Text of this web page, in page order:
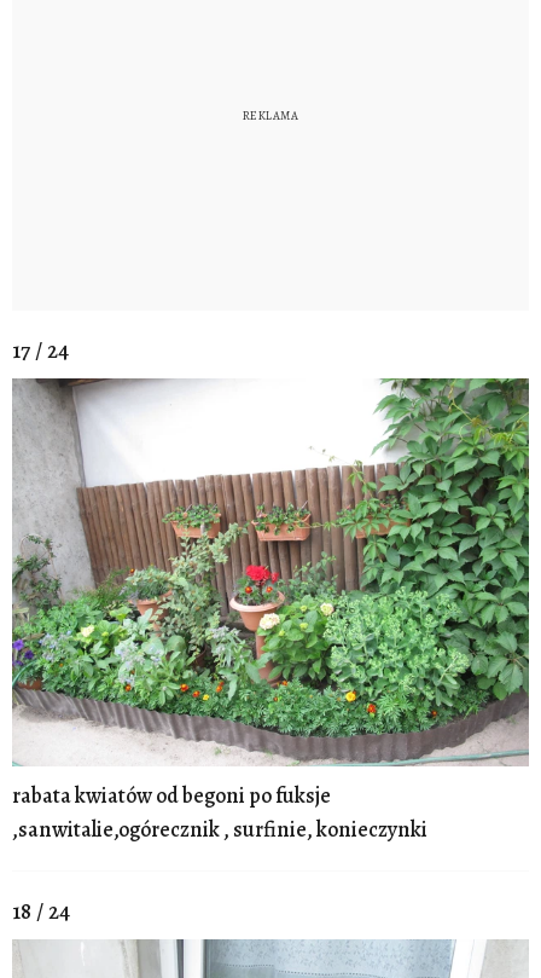
17 / 24
rabata kwiatów od begoni po fuksje
,sanwitalie,ogórecznik , surfinie, konieczynki
18 / 24